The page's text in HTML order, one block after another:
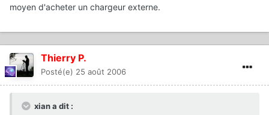
moyen d'acheter un chargeur externe.
Thierry P.
Posté(e) 25 août 2006
xian a dit :